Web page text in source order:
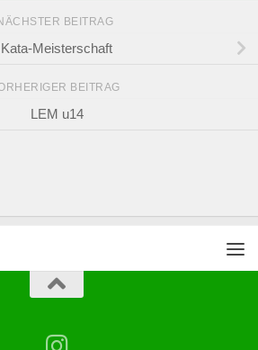
BEITRAG
Kata-Meisterschaft
BEITRAG
LEM u14